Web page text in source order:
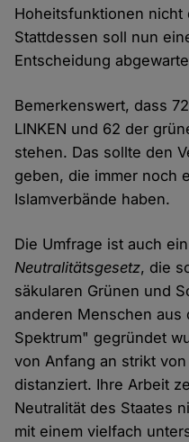
Hoheitsfunktionen
Stattdessen soll nun
Entscheidung
Bemerkenswert, dass
LINKEN und 62 der
stehen. Das sollte den
geben, die immer noch
Islamverbände haben.
Die Umfrage ist auch
Neutralitätsgesetz, die
säkularen Grünen und
anderen Menschen aus
Spektrum" gegründet
von Anfang an strikt
distanziert. Ihre Arbeit
Neutralität des Staates
mit einem vielfach